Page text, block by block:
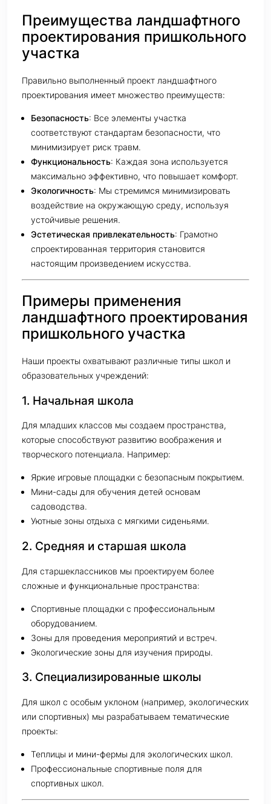
Преимущества ландшафтного
проектирования пришкольного
участка
Правильно выполненный проект ландшафтного
проектирования имеет множество преимуществ:
Безопасность: Все элементы участка
соответствуют стандартам безопасности, что
минимизирует риск травм.
Функциональность: Каждая зона используется
максимально эффективно, что повышает комфорт.
Экологичность: Мы стремимся минимизировать
воздействие на окружающую среду, используя
устойчивые решения.
Эстетическая привлекательность: Грамотно
спроектированная территория становится
настоящим произведением искусства.
Примеры применения
ландшафтного проектирования
пришкольного участка
Наши проекты охватывают различные типы школ и
образовательных учреждений:
1. Начальная школа
Для младших классов мы создаем пространства,
которые способствуют развитию воображения и
творческого потенциала. Например:
Яркие игровые площадки с безопасным покрытием.
Мини-сады для обучения детей основам
садоводства.
Уютные зоны отдыха с мягкими сиденьями.
2. Средняя и старшая школа
Для старшеклассников мы проектируем более
сложные и функциональные пространства:
Спортивные площадки с профессиональным
оборудованием.
Зоны для проведения мероприятий и встреч.
Экологические зоны для изучения природы.
3. Специализированные школы
Для школ с особым уклоном (например, экологических
или спортивных) мы разрабатываем тематические
проекты:
Теплицы и мини-фермы для экологических школ.
Профессиональные спортивные поля для
спортивных школ.